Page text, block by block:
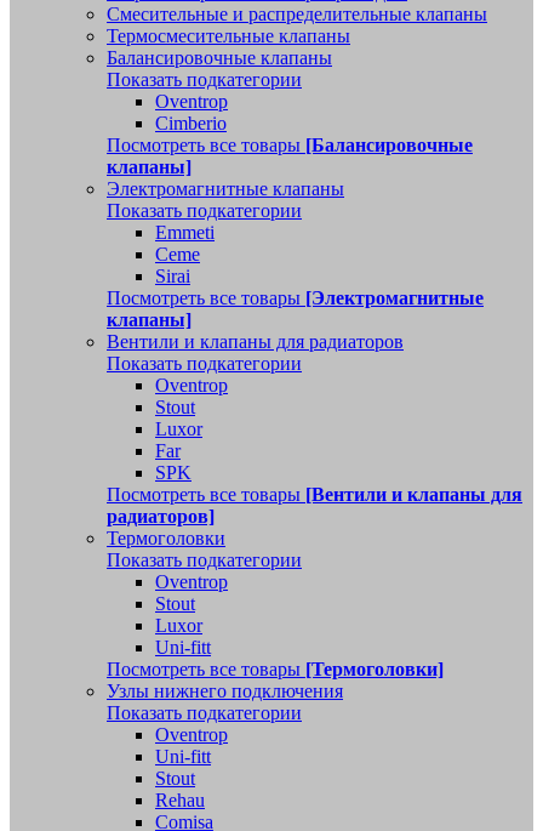
Смесительные и распределительные клапаны
Термосмесительные клапаны
Балансировочные клапаны
Показать подкатегории
Oventrop
Cimberio
Посмотреть все товары [Балансировочные
клапаны]
Электромагнитные клапаны
Показать подкатегории
Emmeti
Ceme
Sirai
Посмотреть все товары [Электромагнитные
клапаны]
Вентили и клапаны для радиаторов
Показать подкатегории
Oventrop
Stout
Luxor
Far
SPK
Посмотреть все товары [Вентили и клапаны для
радиаторов]
Термоголовки
Показать подкатегории
Oventrop
Stout
Luxor
Uni-fitt
Посмотреть все товары [Термоголовки]
Узлы нижнего подключения
Показать подкатегории
Oventrop
Uni-fitt
Stout
Rehau
Comisa